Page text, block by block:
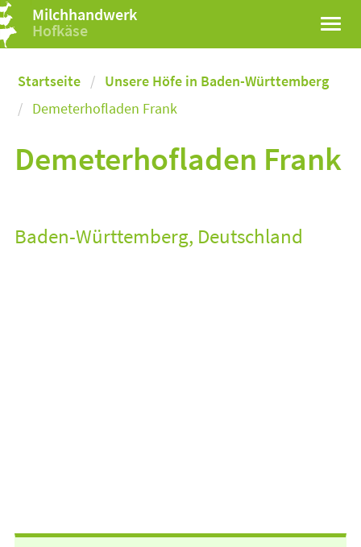
Milchhandwerk
Hofkäse
Startseite
Unsere Höfe in Baden-Württemberg
Demeterhofladen Frank
Demeterhofladen Frank
Baden-Württemberg, Deutschland